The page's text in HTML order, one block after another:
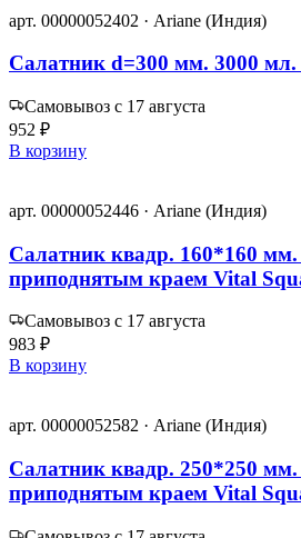
арт. 00000052402 · Ariane (Индия)
Салатник d=300 мм. 3000
Самовывоз с 17 августа
952 ₽
В корзину
арт. 00000052446 · Ariane (Индия)
Салатник квадр. 160*160 мм.
приподнятым краем Vital
Самовывоз с 17 августа
983 ₽
В корзину
арт. 00000052582 · Ariane (Индия)
Салатник квадр. 250*250 мм.
приподнятым краем Vital